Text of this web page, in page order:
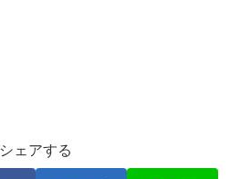
シェアする